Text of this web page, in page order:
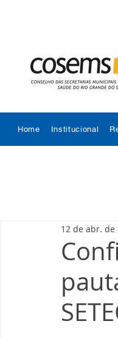
Home Institucional
12 de abr. de